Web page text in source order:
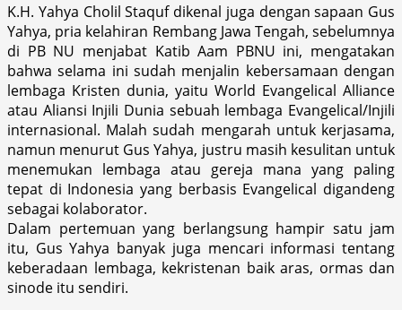
K.H. Yahya Cholil Staquf dikenal juga dengan sapaan Gus
Yahya, pria kelahiran Rembang Jawa Tengah, sebelumnya
di PB NU menjabat Katib Aam PBNU ini, mengatakan
bahwa selama ini sudah menjalin kebersamaan dengan
lembaga Kristen dunia, yaitu World Evangelical Alliance
atau Aliansi Injili Dunia sebuah lembaga Evangelical/Injili
internasional. Malah sudah mengarah untuk kerjasama,
namun menurut Gus Yahya, justru masih kesulitan untuk
menemukan lembaga atau gereja mana yang paling
tepat di Indonesia yang berbasis Evangelical digandeng
sebagai kolaborator.
Dalam pertemuan yang berlangsung hampir satu jam
itu, Gus Yahya banyak juga mencari informasi tentang
keberadaan lembaga, kekristenan baik aras, ormas dan
sinode itu sendiri.